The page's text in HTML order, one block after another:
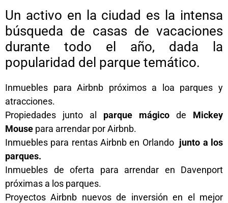
Un activo en la ciudad es la intensa
búsqueda de casas de vacaciones
durante todo el año, dada la
popularidad del parque temático.
Inmuebles para Airbnb próximos a loa parques y
atracciones.
Propiedades junto al parque mágico de Mickey
Mouse para arrendar por Airbnb.
Inmuebles para rentas Airbnb en Orlando junto a los
parques.
Inmuebles de oferta para arrendar en Davenport
próximas a los parques.
Proyectos Airbnb nuevos de inversión en el mejor